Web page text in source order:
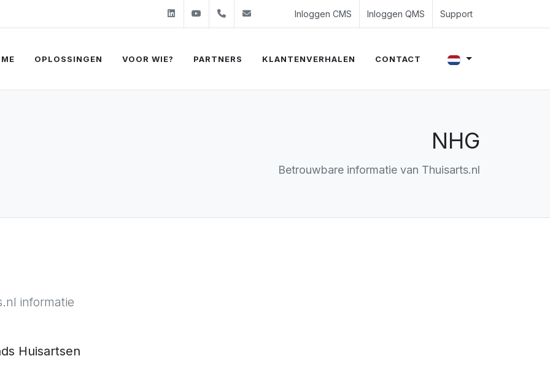
LinkedinYoutube+31 (0)24 350 54 00
sales@evalue8.nl
Inloggen CMS Inloggen QMS Support
OPLOSSINGEN VOOR WIE? PARTNERS KLANTENVERHALEN CONTACT
NHG
Betrouwbare informatie van Thuisarts.nl
informatie
Huisartsen